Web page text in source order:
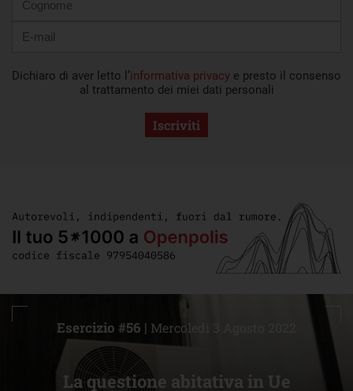
Dichiaro di aver letto l’informativa privacy e presto il consenso
al trattamento dei miei dati personali
Iscriviti
La questione abitativa in Ue
Esercizio #56 | Mercoledì 3 Agosto 2022